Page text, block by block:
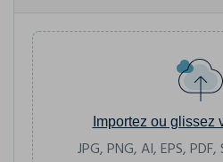
Importez ou glissez
JPG, PNG, AI, EPS,